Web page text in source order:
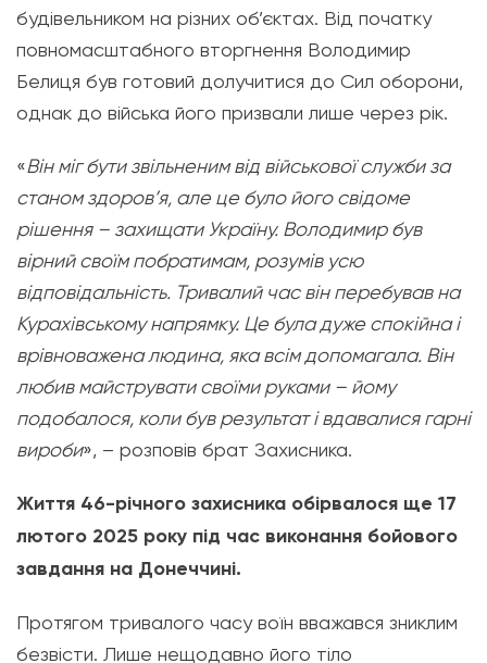
будівельником на різних об’єктах. Від початку
повномасштабного вторгнення Володимир
Белиця був готовий долучитися до Сил оборони,
однак до війська його призвали лише через рік.
«Він міг бути звільненим від військової служби за
станом здоров’я, але це було його свідоме
рішення – захищати Україну. Володимир був
вірний своїм побратимам, розумів усю
відповідальність. Тривалий час він перебував на
Курахівському напрямку. Це була дуже спокійна і
врівноважена людина, яка всім допомагала. Він
любив майструвати своїми руками – йому
подобалося, коли був результат і вдавалися гарні
вироби», – розповів брат Захисника.
​Життя 46-річного захисника обірвалося ще 17
лютого 2025 року під час виконання бойового
завдання на Донеччині.
Протягом тривалого часу воїн вважався зниклим
безвісти. Лише нещодавно його тіло